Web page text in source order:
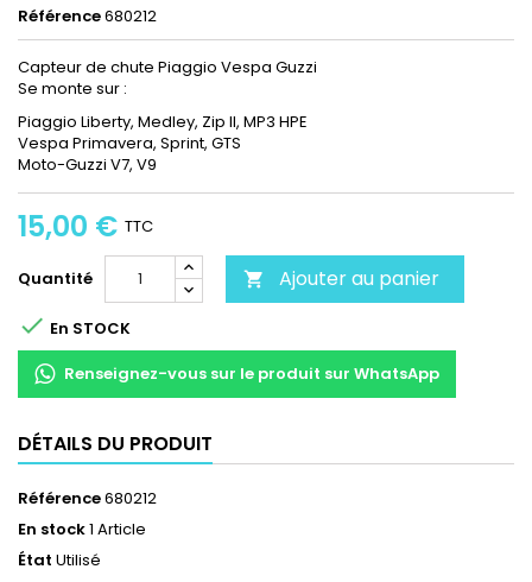
Référence680212
Capteur de chute Piaggio Vespa Guzzi
Se monte sur :
Piaggio Liberty, Medley, Zip II, MP3 HPE
Vespa Primavera, Sprint, GTS
Moto-Guzzi V7, V9
15,00 € TTC
Quantité  Ajouter au panier
 En STOCK
Renseignez-vous sur le produit sur WhatsApp
DÉTAILS DU PRODUIT
Référence680212
En stock1 Article
État Utilisé